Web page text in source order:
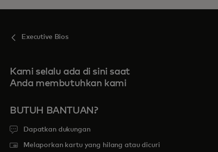
Executive Bios
Kami selalu ada di sini saat
Anda membutuhkan kami
BUTUH BANTUAN?
Dapatkan dukungan
Melaporkan kartu yang hilang atau dicuri